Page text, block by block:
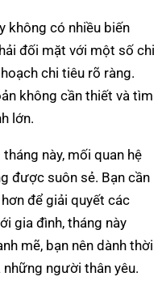
không có nhiều biến
đối mặt với một số chi
chi tiêu rõ ràng.
không cần thiết và tìm
lớn.
tháng này, mối quan hệ
được suôn sẻ. Bạn cần
để giải quyết các
gia đình, tháng này
mẽ, bạn nên dành thời
người thân yêu.